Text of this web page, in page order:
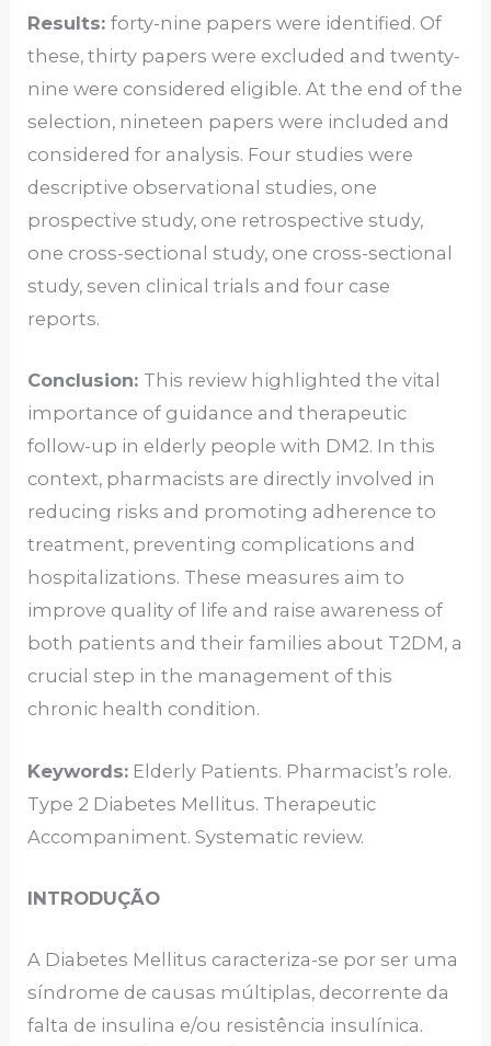
Results:forty-nine papers were identified. Of
these, thirty papers were excluded and twenty-
nine were considered eligible. At the end of the
selection, nineteen papers were included and
considered for analysis. Four studies were
descriptive observational studies, one
prospective study, one retrospective study,
one cross-sectional study, one cross-sectional
study, seven clinical trials and four case
reports.
Conclusion: This review highlighted the vital
importance of guidance and therapeutic
follow-up in elderly people with DM2. In this
context, pharmacists are directly involved in
reducing risks and promoting adherence to
treatment, preventing complications and
hospitalizations. These measures aim to
improve quality of life and raise awareness of
both patients and their families about T2DM, a
crucial step in the management of this
chronic health condition.
Keywords: Elderly Patients. Pharmacist’s role.
Type 2 Diabetes Mellitus. Therapeutic
Accompaniment. Systematic review.
INTRODUÇÃO
A Diabetes Mellitus caracteriza-se por ser uma
síndrome de causas múltiplas, decorrente da
falta de insulina e/ou resistência insulínica.